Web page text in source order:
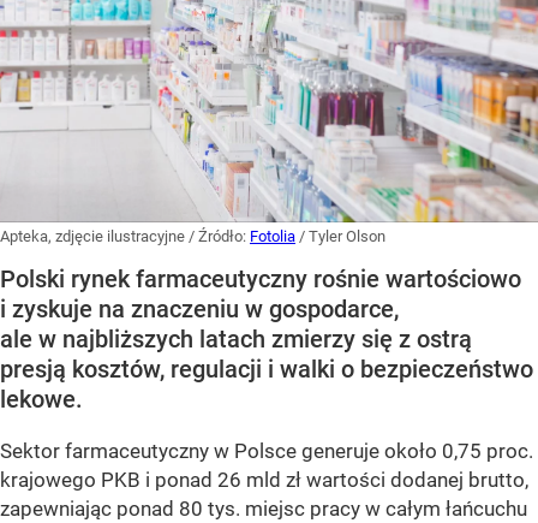
Apteka, zdjęcie ilustracyjne / Źródło: Fotolia / Tyler Olson
Polski rynek farmaceutyczny rośnie wartościowo
i zyskuje na znaczeniu w gospodarce,
ale w najbliższych latach zmierzy się z ostrą
presją kosztów, regulacji i walki o bezpieczeństwo
lekowe.
Sektor farmaceutyczny w Polsce generuje około 0,75 proc.
krajowego PKB i ponad 26 mld zł wartości dodanej brutto,
zapewniając ponad 80 tys. miejsc pracy w całym łańcuchu